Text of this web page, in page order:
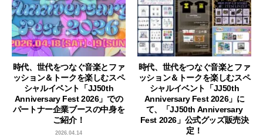
時代、世代をつなぐ音楽とファ
ッション＆トークを楽しむスペ
シャルイベント「JJ50th
Anniversary Fest 2026」での
パートナー企業ブースの中身を
ご紹介！
2026.04.14
時代、世代をつなぐ音楽とファ
ッション＆トークを楽しむスペ
シャルイベント「JJ50th
Anniversary Fest 2026」に
て、「JJ50th Anniversary
Fest 2026」公式グッズ販売決
定！